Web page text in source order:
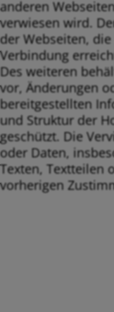
anderen
verwiesen wird.
der Webseiten,
Verbindung
Des weiteren
vor, Änderungen
bereitgestellten
und Struktur der
geschützt. Die
oder Daten,
Texten, Textteilen
vorherigen